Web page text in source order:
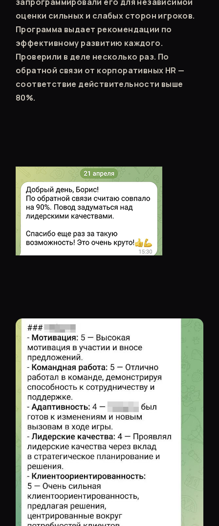
оценки сильных и слабых сторон игроков.
Программа выдает рекомендации по
эффективному развитию каждого.
Проверили в деле несколько раз. По
обратной связи от корпоративных HR —
соответствие действительности выше
80%.